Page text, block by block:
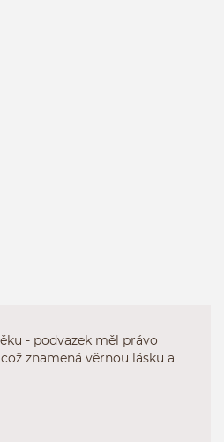
- podvazek měl právo
znamená věrnou lásku a